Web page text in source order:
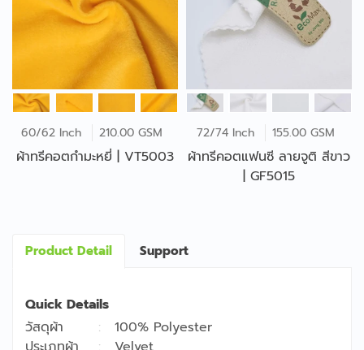
60/62 Inch 210.00 GSM
ผ้าทรีคอตกำมะหยี่ | VT5003
72/74 Inch 155.00 GSM
ผ้าทรีคอตแฟนซี ลายจูติ สีขาว
| GF5015
Product Detail Support
Quick Details
วัสดุผ้า
100% Polyester